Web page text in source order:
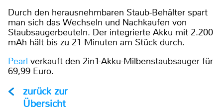
Durch den herausnehmbaren Staub-Behälter spart
man sich das Wechseln und Nachkaufen von
Staubsaugerbeuteln. Der integrierte Akku mit 2.200
mAh hält bis zu 21 Minuten am Stück durch.
Pearl verkauft den 2in1-Akku-Milbenstaubsauger für
69,99 Euro.
zurück zur
Übersicht